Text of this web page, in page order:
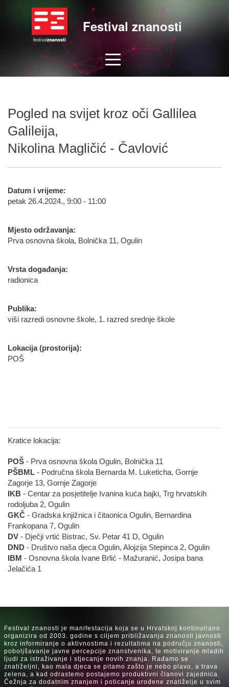
Festival znanosti
Pogled na svijet kroz oči Gallilea
Galileija,
Nikolina Magličić - Čavlović
Datum i vrijeme:
petak 26.4.2024., 9:00 - 11:00
Mjesto održavanja:
Prva osnovna škola, Bolnička 11, Ogulin
Vrsta događanja:
radionica
Publika:
viši razredi osnovne škole, 1. razred srednje škole
Lokacija (prostorija):
POŠ
Kratice lokacija:
POŠ - Prva osnovna škola Ogulin, Bolnička 11
PŠBML - Područna škola Bernarda M. Luketicha, Gornje
Zagorje 13, Gornje Zagorje
IKB - Centar za posjetitelje Ivanina kuća bajki, Trg hrvatskih
rodoljuba 2, Ogulin
GKČ - Gradska knjižnica i čitaonica Ogulin, Bernardina
Frankopana 7, Ogulin
DV - Dječji vrtić Bistrac, Sv. Petar 41 D, Ogulin
DND - Društvo naša djeca Ogulin, Alojzija Stepinca 2, Ogulin
IBM - Osnovna škola Ivane Brlić - Mažuranić, Josipa bana
Jelačića 1
Festival znanosti je manifestacija koja se u Hrvatskoj kontinuirano
organizira od 2003. godine s ciljem približavanja znanosti javnosti
kroz informiranje o aktivnostima i rezultatima na području znanosti,
poboljšavanje javne percepcije znanstvenika, te motiviranje mladih
ljudi za istraživanje i stjecanje novih znanja. Rađamo se
znatiželjni, kao mala djeca se pitamo zašto je nebo plavo, a trava
zelena, a kad odrastemo postajemo produktivni članovi zajednica.
Čežnja za dodatnim znanjem i poticanje urođene znatiželje u svim